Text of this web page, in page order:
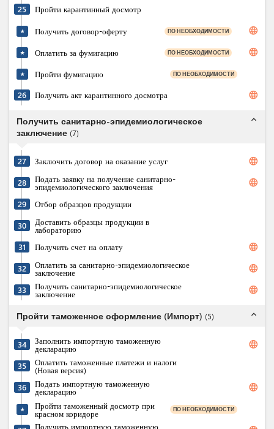
25 Пройти карантинный досмотр
★ Получить договор-оферту ПО НЕОБХОДИМОСТИ language
★ Оплатить за фумигацию ПО НЕОБХОДИМОСТИ language
★ Пройти фумигацию ПО НЕОБХОДИМОСТИ
26 Получить акт карантинного досмотра language
Получить санитарно-эпидемиологическое
заключение (7)
expand_less
27 Заключить договор на оказание услуг language
28 Подать заявку на получение санитарно-
эпидемиологического заключения language
29 Отбор образцов продукции
30 Доставить образцы продукции в
лабораторию
31
Получить счет на оплату language
32 Оплатить за санитарно-эпидемиологическое
заключение language
33 Получить санитарно-эпидемиологическое
заключение language
Пройти таможенное оформление (Импорт) (5) expand_less
34 Заполнить импортную таможенную
декларацию language
35 Оплатить таможенные платежи и налоги
(Новая версия)
36
Подать импортную таможенную
декларацию language
★ Пройти таможенный досмотр при
красном коридоре ПО НЕОБХОДИМОСТИ
Получить импортную таможенную